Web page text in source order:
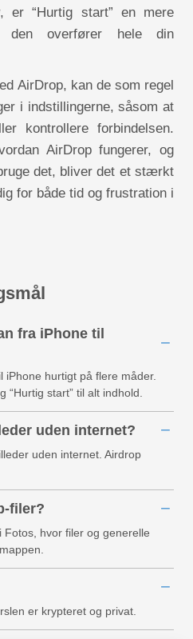
“Hurtig start” en mere
den overfører hele din
AirDrop, kan de som regel
i indstillingerne, såsom at
kontrollere forbindelsen.
AirDrop fungerer, og
det, bliver det et stærkt
for både tid og frustration i
fra iPhone til
hurtigt på flere måder.
“Hurtig start” til alt indhold.
uden internet?
uden internet. Airdrop
filer?
hvor filer og generelle
er krypteret og privat.